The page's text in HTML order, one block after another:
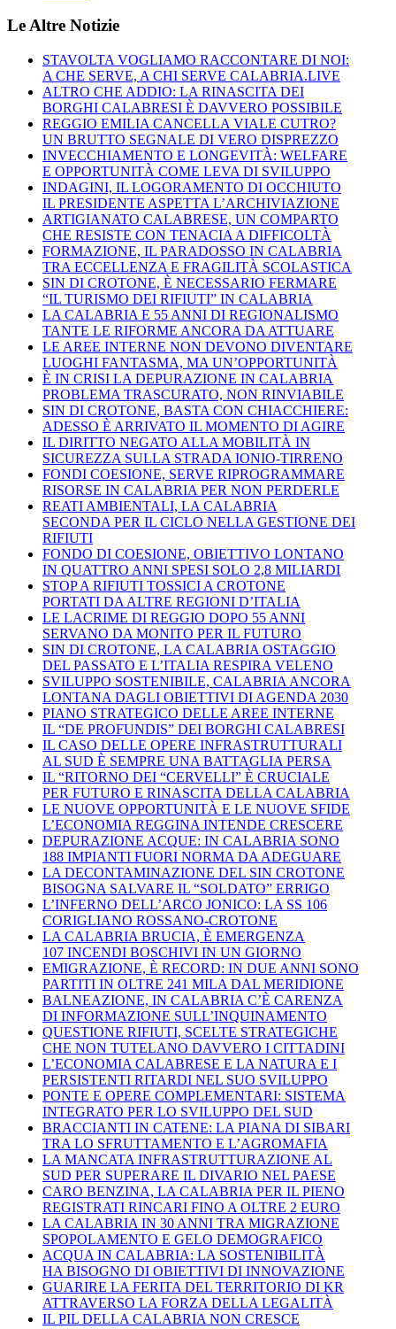
Le Altre Notizie
STAVOLTA VOGLIAMO RACCONTARE DI NOI:
A CHE SERVE, A CHI SERVE CALABRIA.LIVE
ALTRO CHE ADDIO: LA RINASCITA DEI
BORGHI CALABRESI È DAVVERO POSSIBILE
REGGIO EMILIA CANCELLA VIALE CUTRO?
UN BRUTTO SEGNALE DI VERO DISPREZZO
INVECCHIAMENTO E LONGEVITÀ: WELFARE
E OPPORTUNITÀ COME LEVA DI SVILUPPO
INDAGINI, IL LOGORAMENTO DI OCCHIUTO
IL PRESIDENTE ASPETTA L’ARCHIVIAZIONE
ARTIGIANATO CALABRESE, UN COMPARTO
CHE RESISTE CON TENACIA A DIFFICOLTÀ
FORMAZIONE, IL PARADOSSO IN CALABRIA
TRA ECCELLENZA E FRAGILITÀ SCOLASTICA
SIN DI CROTONE, È NECESSARIO FERMARE
“IL TURISMO DEI RIFIUTI” IN CALABRIA
LA CALABRIA E 55 ANNI DI REGIONALISMO
TANTE LE RIFORME ANCORA DA ATTUARE
LE AREE INTERNE NON DEVONO DIVENTARE
LUOGHI FANTASMA, MA UN’OPPORTUNITÀ
È IN CRISI LA DEPURAZIONE IN CALABRIA
PROBLEMA TRASCURATO, NON RINVIABILE
SIN DI CROTONE, BASTA CON CHIACCHIERE:
ADESSO È ARRIVATO IL MOMENTO DI AGIRE
IL DIRITTO NEGATO ALLA MOBILITÀ IN
SICUREZZA SULLA STRADA IONIO-TIRRENO
FONDI COESIONE, SERVE RIPROGRAMMARE
RISORSE IN CALABRIA PER NON PERDERLE
REATI AMBIENTALI, LA CALABRIA
SECONDA PER IL CICLO NELLA GESTIONE DEI
RIFIUTI
FONDO DI COESIONE, OBIETTIVO LONTANO
IN QUATTRO ANNI SPESI SOLO 2,8 MILIARDI
STOP A RIFIUTI TOSSICI A CROTONE
PORTATI DA ALTRE REGIONI D’ITALIA
LE LACRIME DI REGGIO DOPO 55 ANNI
SERVANO DA MONITO PER IL FUTURO
SIN DI CROTONE, LA CALABRIA OSTAGGIO
DEL PASSATO E L’ITALIA RESPIRA VELENO
SVILUPPO SOSTENIBILE, CALABRIA ANCORA
LONTANA DAGLI OBIETTIVI DI AGENDA 2030
PIANO STRATEGICO DELLE AREE INTERNE
IL “DE PROFUNDIS” DEI BORGHI CALABRESI
IL CASO DELLE OPERE INFRASTRUTTURALI
AL SUD È SEMPRE UNA BATTAGLIA PERSA
IL “RITORNO DEI “CERVELLI” È CRUCIALE
PER FUTURO E RINASCITA DELLA CALABRIA
LE NUOVE OPPORTUNITÀ E LE NUOVE SFIDE
L’ECONOMIA REGGINA INTENDE CRESCERE
DEPURAZIONE ACQUE: IN CALABRIA SONO
188 IMPIANTI FUORI NORMA DA ADEGUARE
LA DECONTAMINAZIONE DEL SIN CROTONE
BISOGNA SALVARE IL “SOLDATO” ERRIGO
L’INFERNO DELL’ARCO JONICO: LA SS 106
CORIGLIANO ROSSANO-CROTONE
LA CALABRIA BRUCIA, È EMERGENZA
107 INCENDI BOSCHIVI IN UN GIORNO
EMIGRAZIONE, È RECORD: IN DUE ANNI SONO
PARTITI IN OLTRE 241 MILA DAL MERIDIONE
BALNEAZIONE, IN CALABRIA C’È CARENZA
DI INFORMAZIONE SULL’INQUINAMENTO
QUESTIONE RIFIUTI, SCELTE STRATEGICHE
CHE NON TUTELANO DAVVERO I CITTADINI
L’ECONOMIA CALABRESE E LA NATURA E I
PERSISTENTI RITARDI NEL SUO SVILUPPO
PONTE E OPERE COMPLEMENTARI: SISTEMA
INTEGRATO PER LO SVILUPPO DEL SUD
BRACCIANTI IN CATENE: LA PIANA DI SIBARI
TRA LO SFRUTTAMENTO E L’AGROMAFIA
LA MANCATA INFRASTRUTTURAZIONE AL
SUD PER SUPERARE IL DIVARIO NEL PAESE
CARO BENZINA, LA CALABRIA PER IL PIENO
REGISTRATI RINCARI FINO A OLTRE 2 EURO
LA CALABRIA IN 30 ANNI TRA MIGRAZIONE
SPOPOLAMENTO E GELO DEMOGRAFICO
ACQUA IN CALABRIA: LA SOSTENIBILITÀ
HA BISOGNO DI OBIETTIVI DI INNOVAZIONE
GUARIRE LA FERITA DEL TERRITORIO DI KR
ATTRAVERSO LA FORZA DELLA LEGALITÀ
IL PIL DELLA CALABRIA NON CRESCE